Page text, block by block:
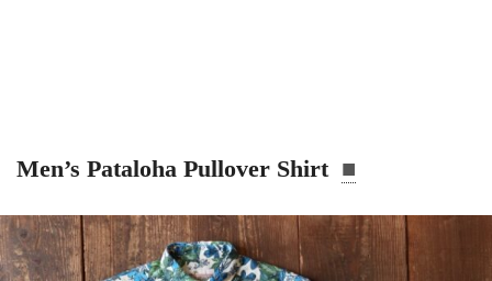
Men’s Pataloha Pullover Shirt ■